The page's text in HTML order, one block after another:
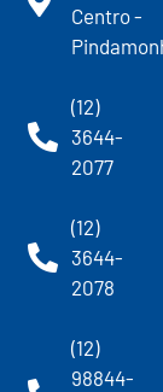
Centro -
(12)
3644-
2077
(12)
3644-
2078
(12)
98844-